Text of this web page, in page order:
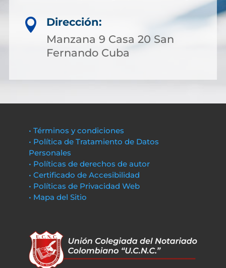

Dirección:
Manzana 9 Casa 20 San
Fernando Cuba
• Términos y condiciones
• Política de Tratamiento de Datos
Personales
• Políticas de derechos de autor
• Certificado de Accesibilidad
• Políticas de Privacidad Web
• Mapa del Sitio